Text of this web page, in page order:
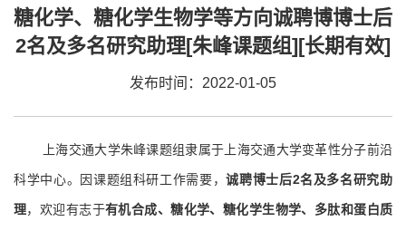
糖化学、糖化学生物学等方向诚聘博博士后
2名及多名研究助理[朱峰课题组][长期有效]
发布时间：2022-01-05
上海交通大学朱峰课题组隶属于上海交通大学变革性分子前沿
科学中心。因课题组科研工作需要，诚聘博士后2名及多名研究助
理，欢迎有志于有机合成、糖化学、糖化学生物学、多肽和蛋白质